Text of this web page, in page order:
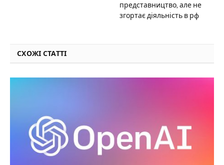
представництво, але не
згортає діяльність в рф
СХОЖІ СТАТТІ